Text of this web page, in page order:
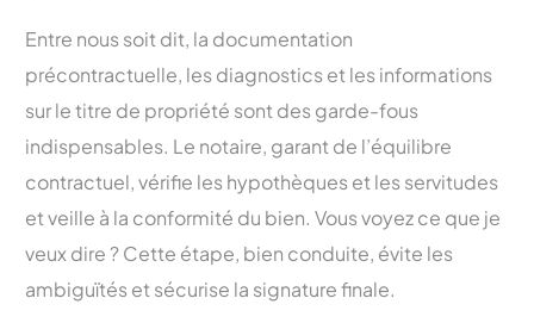
Entre nous soit dit, la documentation
précontractuelle, les diagnostics et les informations
sur le titre de propriété sont des garde-fous
indispensables. Le notaire, garant de l’équilibre
contractuel, vérifie les hypothèques et les servitudes
et veille à la conformité du bien. Vous voyez ce que je
veux dire ? Cette étape, bien conduite, évite les
ambiguïtés et sécurise la signature finale.